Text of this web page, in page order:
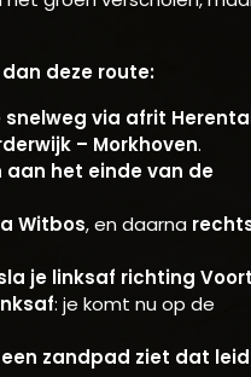
deze route:
via afrit
– Morkhoven.
aan het einde van de
Witbos, en daarna
je linksaf richting
: je komt nu op de
zandpad ziet dat